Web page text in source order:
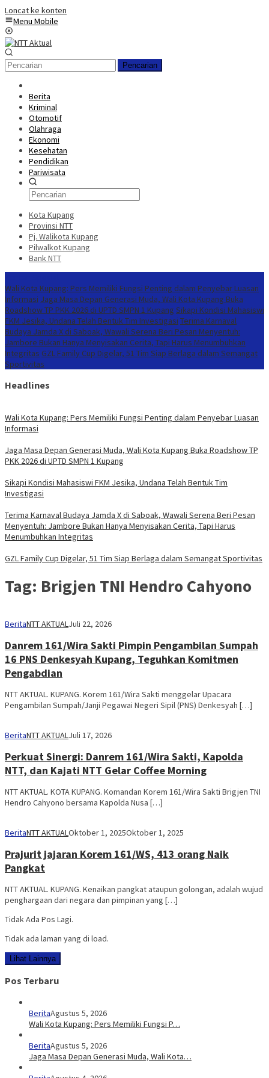
Loncat ke konten
Menu Mobile
Pencarian
Berita
Kriminal
Otomotif
Olahraga
Ekonomi
Kesehatan
Pendidikan
Pariwisata
Kota Kupang
Provinsi NTT
Pj. Walikota Kupang
Pilwalkot Kupang
Bank NTT
Wali Kota Kupang: Pers Memiliki Fungsi Penting dalam Penyebar Luasan
Informasi Jaga Masa Depan Generasi Muda, Wali Kota Kupang Buka
Roadshow TP PKK 2026 di UPTD SMPN 1 Kupang Sikapi Kondisi Mahasiswi
FKM Jesika, Undana Telah Bentuk Tim Investigasi Terima Karnaval
Budaya Jamda X di Saboak, Wawali Serena Beri Pesan Menyentuh:
Jambore Bukan Hanya Menyisakan Cerita, Tapi Harus Menumbuhkan
Integritas GZL Family Cup Digelar, 51 Tim Siap Berlaga dalam Semangat
Sportivitas
Headlines
Wali Kota Kupang: Pers Memiliki Fungsi Penting dalam Penyebar Luasan
Informasi
Jaga Masa Depan Generasi Muda, Wali Kota Kupang Buka Roadshow TP
PKK 2026 di UPTD SMPN 1 Kupang
Sikapi Kondisi Mahasiswi FKM Jesika, Undana Telah Bentuk Tim
Investigasi
Terima Karnaval Budaya Jamda X di Saboak, Wawali Serena Beri Pesan
Menyentuh: Jambore Bukan Hanya Menyisakan Cerita, Tapi Harus
Menumbuhkan Integritas
GZL Family Cup Digelar, 51 Tim Siap Berlaga dalam Semangat Sportivitas
Tag: Brigjen TNI Hendro Cahyono
BeritaNTT AKTUALJuli 22, 2026
Danrem 161/Wira Sakti Pimpin Pengambilan Sumpah
16 PNS Denkesyah Kupang, Teguhkan Komitmen
Pengabdian
NTT AKTUAL. KUPANG. Korem 161/Wira Sakti menggelar Upacara
Pengambilan Sumpah/Janji Pegawai Negeri Sipil (PNS) Denkesyah […]
BeritaNTT AKTUALJuli 17, 2026
Perkuat Sinergi: Danrem 161/Wira Sakti, Kapolda
NTT, dan Kajati NTT Gelar Coffee Morning
NTT AKTUAL. KOTA KUPANG. Komandan Korem 161/Wira Sakti Brigjen TNI
Hendro Cahyono bersama Kapolda Nusa […]
BeritaNTT AKTUALOktober 1, 2025Oktober 1, 2025
Prajurit jajaran Korem 161/WS, 413 orang Naik
Pangkat
NTT AKTUAL. KUPANG. Kenaikan pangkat ataupun golongan, adalah wujud
penghargaan dari negara dan pimpinan yang […]
Tidak Ada Pos Lagi.
Tidak ada laman yang di load.
Lihat Lainnya
Pos Terbaru
BeritaAgustus 5, 2026
Wali Kota Kupang: Pers Memiliki Fungsi P…
BeritaAgustus 5, 2026
Jaga Masa Depan Generasi Muda, Wali Kota…